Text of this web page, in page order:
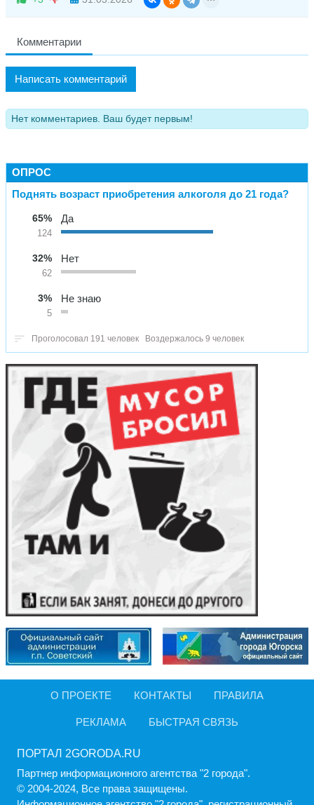
Комментарии
Написать комментарий
Нет комментариев. Ваш будет первым!
ОПРОС
Поднять возраст приобретения алкоголя до 21 года?
65%
124
Да
32%
62
Нет
3%
5
Не знаю
Проголосовал 191 человек Воздержалось 9 человек
О ПРОЕКТЕ КОНТАКТЫ ПРАВИЛА
РЕКЛАМА БЫСТРАЯ СВЯЗЬ
ПОРТАЛ 2GORODA.RU
Партнер информационного агентства "2 города".
© 2004-2024, Все права защищены.